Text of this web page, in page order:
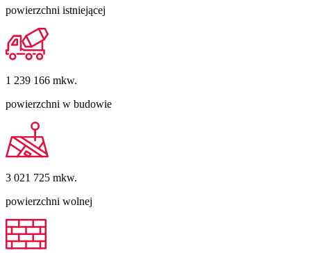
powierzchni istniejącej
1 239 166 mkw.
powierzchni w budowie
3 021 725 mkw.
powierzchni wolnej